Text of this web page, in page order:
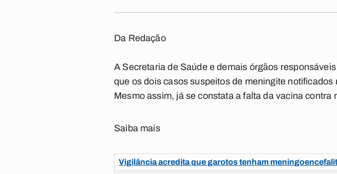
Da Redação
A Secretaria de Saúde e demais órgãos
que os dois casos suspeitos de meningite
Mesmo assim, já se constata a falta da vacina contra
Saiba mais
Vigilância acredita que garotos tenham